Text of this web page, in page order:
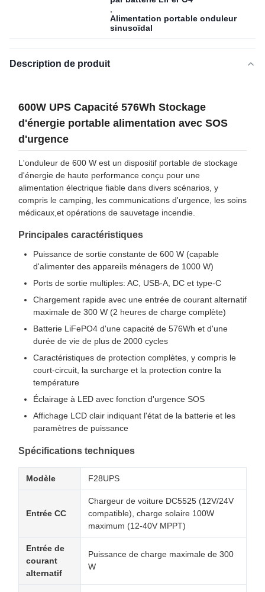
Alimentation portable onduleur
sinusoïdal
Description de produit
600W UPS Capacité 576Wh Stockage
d'énergie portable alimentation avec SOS
d'urgence
L'onduleur de 600 W est un dispositif portable de stockage
d'énergie de haute performance conçu pour une
alimentation électrique fiable dans divers scénarios, y
compris le camping, les communications d'urgence, les soins
médicaux,et opérations de sauvetage incendie.
Principales caractéristiques
Puissance de sortie constante de 600 W (capable
d'alimenter des appareils ménagers de 1000 W)
Ports de sortie multiples: AC, USB-A, DC et type-C
Chargement rapide avec une entrée de courant alternatif
maximale de 300 W (2 heures de charge complète)
Batterie LiFePO4 d'une capacité de 576Wh et d'une
durée de vie de plus de 2000 cycles
Caractéristiques de protection complètes, y compris le
court-circuit, la surcharge et la protection contre la
température
Éclairage à LED avec fonction d'urgence SOS
Affichage LCD clair indiquant l'état de la batterie et les
paramètres de puissance
Spécifications techniques
Modèle F28UPS
Entrée CC
Chargeur de voiture DC5525 (12V/24V
compatible), charge solaire 100W
maximum (12-40V MPPT)
Entrée de
courant
alternatif
Puissance de charge maximale de 300
W